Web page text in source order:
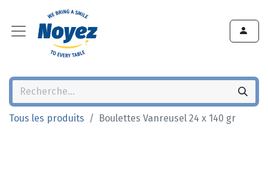
Tous les produits Boulettes Vanreusel 24 x 140 gr